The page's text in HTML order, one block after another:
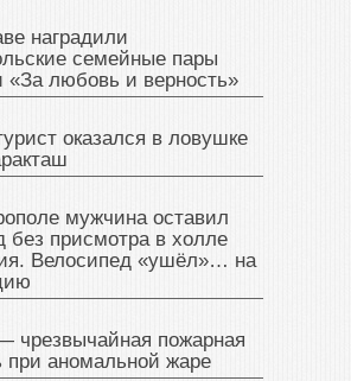
наградили
семейные пары
любовь и верность»
оказался в ловушке
мужчина оставил
без присмотра в холле
Велосипед «ушёл»… на
чрезвычайная пожарная
при аномальной жаре